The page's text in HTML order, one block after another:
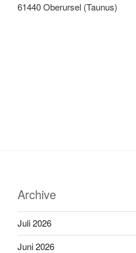
61440 Oberursel (Taunus)
Archive
Juli 2026
Juni 2026